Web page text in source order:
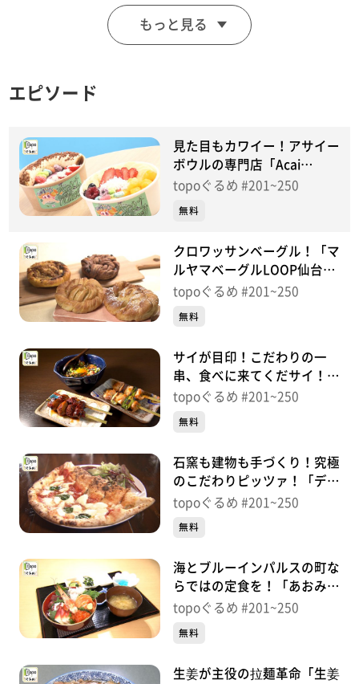
【住所】宮城県仙台市青葉区一番町3-1-15 巴屋ビル1階
【インスタグラム】acai_princess_sendai
【営業時間】12:00～20:00
※特典をご利用の際は、topoにログインをしてトップ
画面をご注文の前にお店の方にお見せください。
（トップ画面上部、ユーザ名と一緒に表示されている
※紹介した店舗情報は変更している場合があります。
※紹介した商品は取り扱いが終了している場合がありま
す。
番組HP（https://www.khb-tv.co.jp/topogurume/）
もっと見る
エピソード
見た目もカワイー！アサイー
ボウルの専門店「Acai
Princess仙台店」（青葉区一
topoぐるめ #201~250
無料
クロワッサンベーグル！「マ
ルヤマベーグルLOOP仙台愛
宕橋駅前店」（若林区土樋）
topoぐるめ #201~250
無料
サイが目印！こだわりの一
串、食べに来てくだサイ！
「やきとり３１」（青葉区国
topoぐるめ #201~250
無料
石窯も建物も手づくり！究極
のこだわりピッツァ！「ディ
タフ」（東松島市赤井有明）
topoぐるめ #201~250
無料
海とブルーインパルスの町な
らではの定食を！「あおみな
食堂」（東松島市宮戸川原）
topoぐるめ #201~250
無料
生姜が主役の拉麺革命「生姜